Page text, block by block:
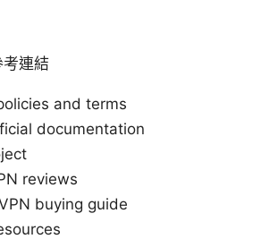
考連結
and terms
documentation
reviews
buying guide